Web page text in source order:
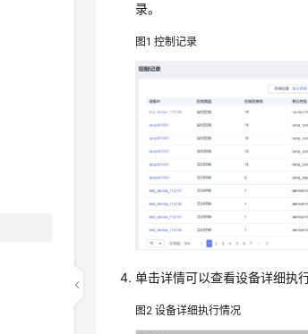
录。
图1控制记录
单击详情可以查看设备详细执
图2设备详细执行情况